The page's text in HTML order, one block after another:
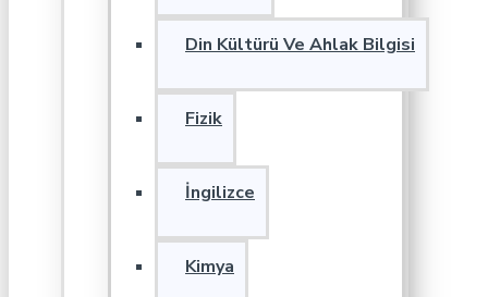
Din Kültürü Ve Ahlak Bilgisi
Fizik
İngilizce
Kimya